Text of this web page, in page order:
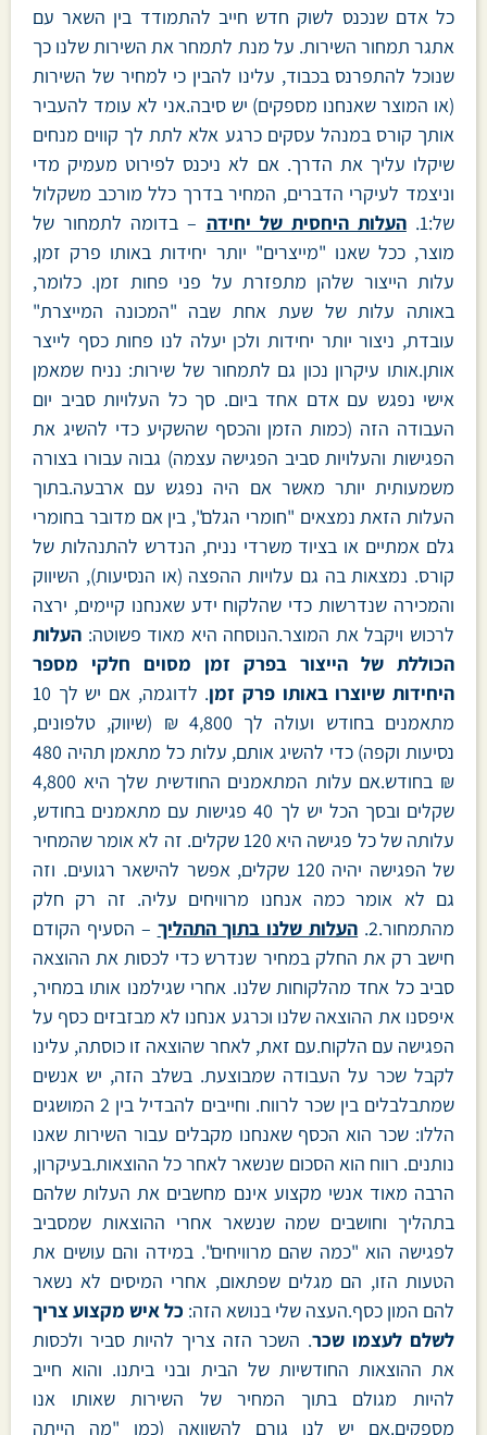
כל אדם שנכנס לשוק חדש חייב להתמודד בין השאר עם
אתגר תמחור השירות. על מנת לתמחר את השירות שלנו כך
שנוכל להתפרנס בכבוד, עלינו להבין כי למחיר של השירות
(או המוצר שאנחנו מספקים) יש סיבה.אני לא עומד להעביר
אותך קורס במנהל עסקים כרגע אלא לתת לך קווים מנחים
שיקלו עליך את הדרך. אם לא ניכנס לפירוט מעמיק מדי
וניצמד לעיקרי הדברים, המחיר בדרך כלל מורכב משקלול
של:1.
העלות היחסית של יחידה – בדומה לתמחור של
מוצר, ככל שאנו "מייצרים" יותר יחידות באותו פרק זמן,
עלות הייצור שלהן מתפזרת על פני פחות זמן. כלומר,
באותה עלות של שעת אחת שבה "המכונה המייצרת"
עובדת, ניצור יותר יחידות ולכן יעלה לנו פחות כסף לייצר
אותן.אותו עיקרון נכון גם לתמחור של שירות: נניח שמאמן
אישי נפגש עם אדם אחד ביום. סך כל העלויות סביב יום
העבודה הזה (כמות הזמן והכסף שהשקיע כדי להשיג את
הפגישות והעלויות סביב הפגישה עצמה) גבוה עבורו בצורה
משמעותית יותר מאשר אם היה נפגש עם ארבעה.בתוך
העלות הזאת נמצאים "חומרי הגלם", בין אם מדובר בחומרי
גלם אמתיים או בציוד משרדי נניח, הנדרש להתנהלות של
קורס. נמצאות בה גם עלויות ההפצה (או הנסיעות), השיווק
והמכירה שנדרשות כדי שהלקוח ידע שאנחנו קיימים, ירצה
לרכוש ויקבל את המוצר.הנוסחה היא מאוד פשוטה: העלות
הכוללת של הייצור בפרק זמן מסוים חלקי מספר
היחידות שיוצרו באותו פרק זמן
. לדוגמה, אם יש לך 10
מתאמנים בחודש ועולה לך 4,800 ₪ (שיווק, טלפונים,
נסיעות וקפה) כדי להשיג אותם, עלות כל מתאמן תהיה 480
₪ בחודש.אם עלות המתאמנים החודשית שלך היא 4,800
שקלים ובסך הכל יש לך 40 פגישות עם מתאמנים בחודש,
עלותה של כל פגישה היא 120 שקלים. זה לא אומר שהמחיר
של הפגישה יהיה 120 שקלים, אפשר להישאר רגועים. וזה
גם לא אומר כמה אנחנו מרוויחים עליה. זה רק חלק
מהתמחור.2.
העלות שלנו בתוך התהליך – הסעיף הקודם
חישב רק את החלק במחיר שנדרש כדי לכסות את ההוצאה
סביב כל אחד מהלקוחות שלנו. אחרי שגילמנו אותו במחיר,
איפסנו את ההוצאה שלנו וכרגע אנחנו לא מבזבזים כסף על
הפגישה עם הלקוח.עם זאת, לאחר שהוצאה זו כוסתה, עלינו
לקבל שכר על העבודה שמבוצעת. בשלב הזה, יש אנשים
שמתבלבלים בין שכר לרווח. וחייבים להבדיל בין 2 המושגים
הללו: שכר הוא הכסף שאנחנו מקבלים עבור השירות שאנו
נותנים. רווח הוא הסכום שנשאר לאחר כל ההוצאות.בעיקרון,
הרבה מאוד אנשי מקצוע אינם מחשבים את העלות שלהם
בתהליך וחושבים שמה שנשאר אחרי ההוצאות שמסביב
לפגישה הוא "כמה שהם מרוויחים". במידה והם עושים את
הטעות הזו, הם מגלים שפתאום, אחרי המיסים לא נשאר
להם המון כסף.העצה שלי בנושא הזה: כל איש מקצוע צריך
לשלם לעצמו שכר. השכר הזה צריך להיות סביר ולכסות
את ההוצאות החודשיות של הבית ובני ביתנו. והוא חייב
להיות מגולם בתוך המחיר של השירות שאותו אנו
מספקים.אם יש לנו גורם להשוואה (כמו "מה הייתה